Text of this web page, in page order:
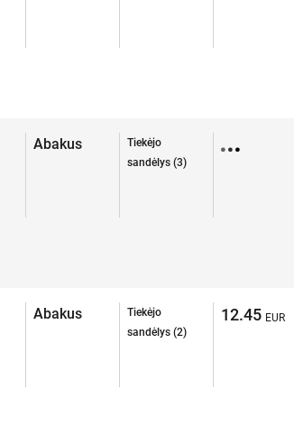
Abakus
Tiekėjo
sandėlys (3)
Abakus
Tiekėjo
sandėlys (2)
12.45